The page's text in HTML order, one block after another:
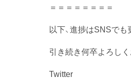
＝＝＝＝＝＝＝＝
以下、進捗はSNSで
引き続き何卒よろし
Twitter